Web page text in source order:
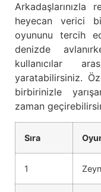
heyecan verici
oyununu tercih
denizde
kullanıcılar
yaratabilirsiniz.
birbirinizle
zaman
Sıra
1